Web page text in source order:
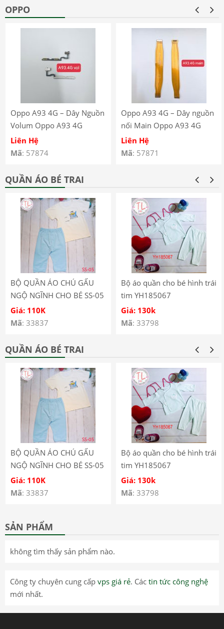
OPPO
Oppo A93 4G – Dây Nguồn
Volum Oppo A93 4G
CPH2121 CPH2123
Liên Hệ
Mã: 57874
Oppo A93 4G – Dây nguồn
nối Main Oppo A93 4G
CPH2121 CPH2123
Liên Hệ
Mã: 57871
QUẦN ÁO BÉ TRAI
BỘ QUẦN ÁO CHÚ GẤU
NGỘ NGĨNH CHO BÉ SS-05
Giá: 110K
Mã: 33837
Bộ áo quần cho bé hình trái
tim YH185067
Giá: 130k
Mã: 33798
QUẦN ÁO BÉ TRAI
BỘ QUẦN ÁO CHÚ GẤU
NGỘ NGĨNH CHO BÉ SS-05
Giá: 110K
Mã: 33837
Bộ áo quần cho bé hình trái
tim YH185067
Giá: 130k
Mã: 33798
SẢN PHẨM
không tìm thấy sản phẩm nào.
Công ty chuyên cung cấp vps giá rẻ. Các tin tức công nghệ
mới nhất.